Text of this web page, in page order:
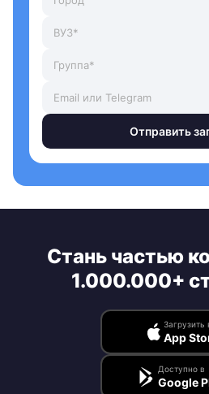
Отправить
Стань частью
1.000.000+
Загрузить
App
Доступно в
Google